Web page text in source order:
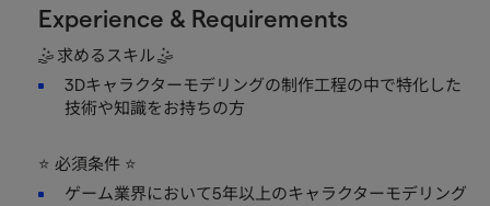
Experience & Requirements
🤹 求めるスキル 🤹
3Dキャラクターモデリングの制作工程の中で特化した
技術や知識をお持ちの方
⭐ 必須条件 ⭐
ゲーム業界において5年以上のキャラクターモデリング